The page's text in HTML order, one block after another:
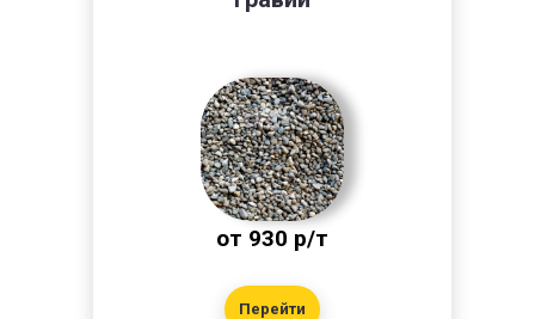
Перейти
от 930 р/т